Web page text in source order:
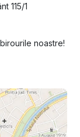
115/1
noastre!